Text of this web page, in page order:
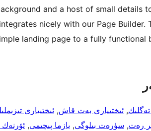
and a host of small details
nicely with our Page Builder.
landing page to a fully functional
, ئىختىيارى بەت قاش, ئىختىيارى
رەت, سۈرەت بىلوگى, يازما پىچىمى, ئۆرنەك